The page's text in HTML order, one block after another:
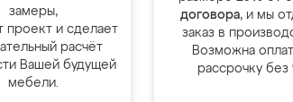
замеры,
проект и сделает
расчёт
Вашей будущей
мебели.
договора, и мы
заказ в
Возможна
рассрочку без